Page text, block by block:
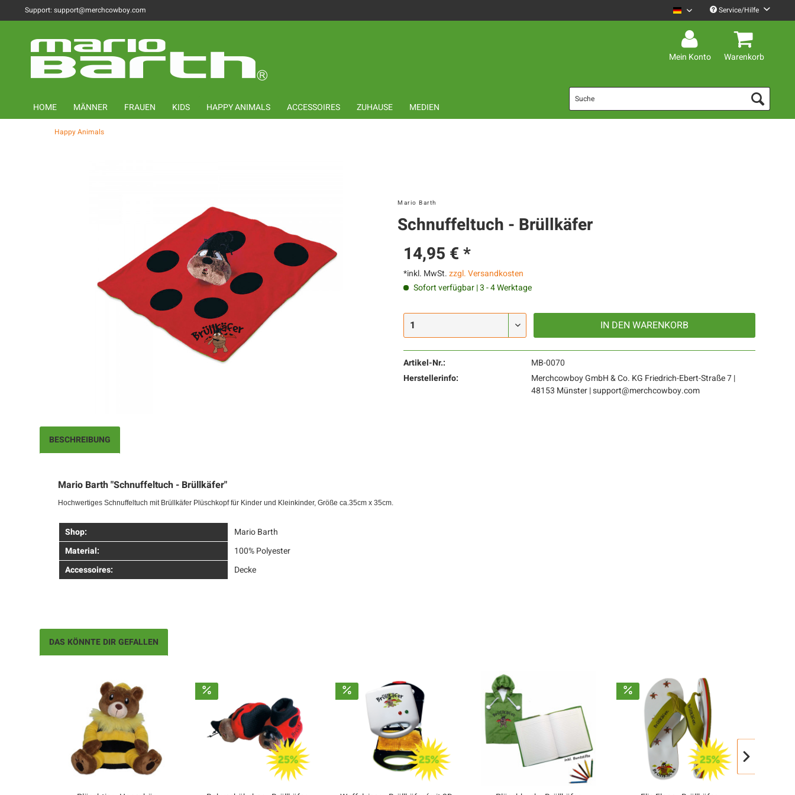
Support: support@merchcowboy.com Mario Barth Deutsch
Service/Hilfe
Mein Konto Warenkorb
HOME MÄNNER FRAUEN KIDS HAPPY ANIMALS ACCESSOIRES ZUHAUSE MEDIEN
Happy Animals
Mario Barth
Schnuffeltuch - Brüllkäfer
14,95 € *
*inkl. MwSt.zzgl. Versandkosten
Sofort verfügbar | 3 - 4 Werktage
IN DEN WARENKORB
Artikel-Nr.:
MB-0070
Herstellerinfo:
Merchcowboy GmbH & Co. KG Friedrich-Ebert-Straße 7 |
48153 Münster | support@merchcowboy.com
BESCHREIBUNG
Mario Barth "Schnuffeltuch - Brüllkäfer"
Hochwertiges Schnuffeltuch mit Brüllkäfer Plüschkopf für Kinder und Kleinkinder, Größe ca.35cm x 35cm.
Shop:
Mario Barth
Material:
100% Polyester
Accessoires:
Decke
DAS KÖNNTE DIR GEFALLEN